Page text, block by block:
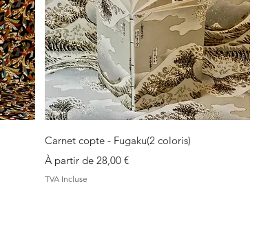
Aperçu rapide
Carnet copte - Fugaku(2 coloris)
À partir de 28,00 €
Prix promotionnel
TVA Incluse